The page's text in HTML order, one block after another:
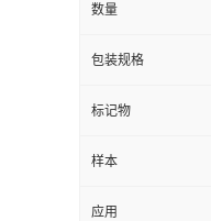
数量
包装规格
标记物
样本
应用